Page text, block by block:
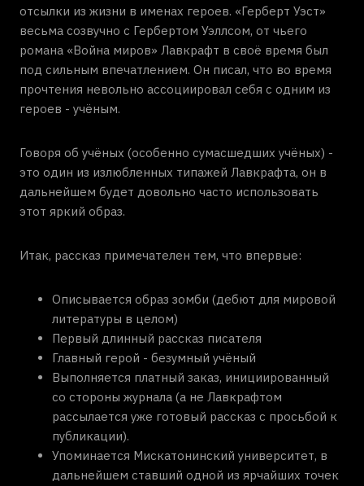
отсылки из жизни в именах героев. «Герберт Уэст»
весьма созвучно с Гербертом Уэллсом, от чьего
романа «Война миров» Лавкрафт в своё время был
под сильным впечатлением. Он писал, что во время
прочтения невольно ассоциировал себя с одним из
героев - учёным.
Говоря об учёных (особенно сумасшедших учёных) -
это один из излюбленных типажей Лавкрафта, он в
дальнейшем будет довольно часто использовать
этот яркий образ.
Итак, рассказ примечателен тем, что впервые:
Описывается образ зомби (дебют для мировой
литературы в целом)
Первый длинный рассказ писателя
Главный герой - безумный учёный
Выполняется платный заказ, инициированный
со стороны журнала (а не Лавкрафтом
рассылается уже готовый рассказ с просьбой к
публикации).
Упоминается Мискатонинский университет, в
дальнейшем ставший одной из ярчайших точек